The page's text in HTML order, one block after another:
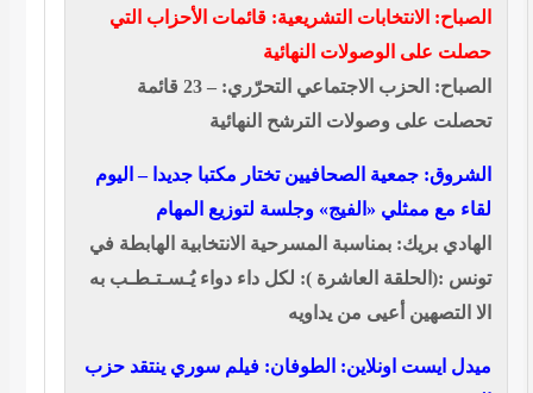
الصباح: الانتخابات التشريعية: قائمات الأحزاب التي
حصلت على الوصولات النهائية
الصباح: الحزب الاجتماعي التحرّري: – 23 قائمة
تحصلت على وصولات الترشح النهائية
الشروق: جمعية الصحافيين تختار مكتبا جديدا – اليوم
لقاء مع ممثلي «الفيج» وجلسة لتوزيع المهام
الهادي بريك: بمناسبة المسرحية الانتخابية الهابطة في
تونس :(الحلقة العاشرة ): لكل داء دواء يُـسـتـطـب به
الا التصهين أعيى من يداويه
ميدل ايست اونلاين: الطوفان: فيلم سوري ينتقد حزب